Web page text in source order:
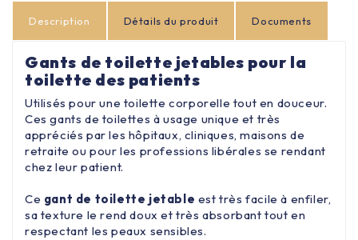
Description Détails du produit Documents
Gants de toilette jetables pour la
toilette des patients
Utilisés pour une toilette corporelle tout en douceur.
Ces gants de toilettes à usage unique et très
appréciés par les hôpitaux, cliniques, maisons de
retraite ou pour les professions libérales se rendant
chez leur patient.
Ce gant de toilette jetable est très facile à enfiler,
sa texture le rend doux et très absorbant tout en
respectant les peaux sensibles.